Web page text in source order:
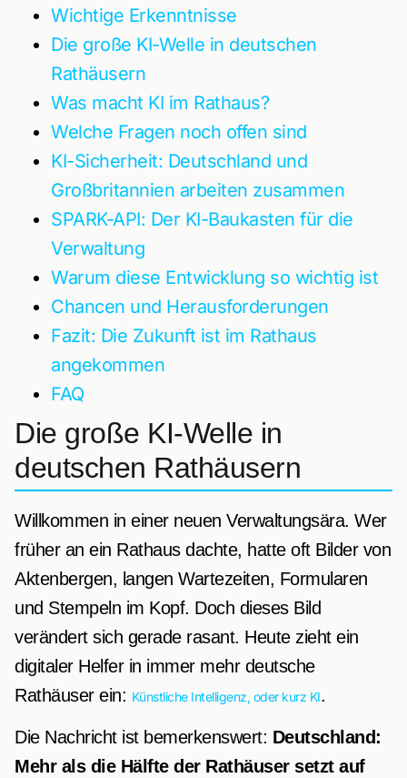
Wichtige Erkenntnisse
Die große KI-Welle in deutschen
Rathäusern
Was macht KI im Rathaus?
Welche Fragen noch offen sind
KI-Sicherheit: Deutschland und
Großbritannien arbeiten zusammen
SPARK-API: Der KI-Baukasten für die
Verwaltung
Warum diese Entwicklung so wichtig ist
Chancen und Herausforderungen
Fazit: Die Zukunft ist im Rathaus
angekommen
FAQ
Die große KI-Welle in
deutschen Rathäusern
Willkommen in einer neuen Verwaltungsära. Wer
früher an ein Rathaus dachte, hatte oft Bilder von
Aktenbergen, langen Wartezeiten, Formularen
und Stempeln im Kopf. Doch dieses Bild
verändert sich gerade rasant. Heute zieht ein
digitaler Helfer in immer mehr deutsche
Rathäuser ein: Künstliche Intelligenz, oder kurz KI.
Die Nachricht ist bemerkenswert: Deutschland:
Mehr als die Hälfte der Rathäuser setzt auf